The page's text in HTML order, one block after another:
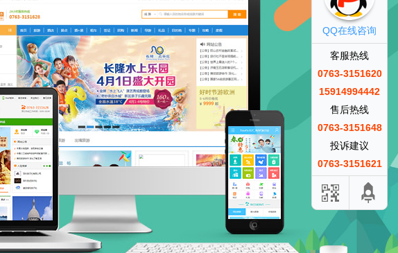
QQ在线咨询
客服热线
0763-3151620
15914994442
售后热线
0763-3151648
投诉建议
0763-3151621